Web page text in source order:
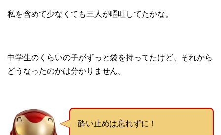
私を含めて少なくても三人が嘔吐してたかな。
中学生のくらいの子がずっと袋を持ってたけど、それから
どうなったのかは分かりません。
酔い止めは忘れずに！